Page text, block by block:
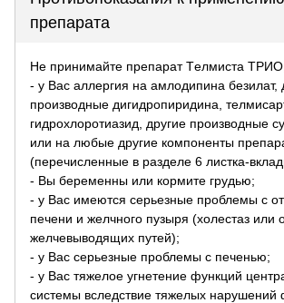
препарата
Не принимайте препарат Tелмиста
- у Вас аллергия на амлодипина безилат,
производные дигидропиридина,
гидрохлоротиазид, другие производные
или на любые другие компоненты
(перечисленные в разделе 6 листка-
- Вы беременны или кормите грудью;
- у Вас имеются серьезные проблемы с
печени и желчного пузыря (холестаз или
желчевыводящих путей);
- у Вас серьезные проблемы с печенью;
- у Вас тяжелое угнетение функций
системы вследствие тяжелых нарушений